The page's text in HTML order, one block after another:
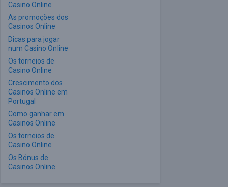
Casino Online
As promoções dos
Casinos Online
Dicas para jogar
num Casino Online
Os torneios de
Casino Online
Crescimento dos
Casinos Online em
Portugal
Como ganhar em
Casinos Online
Os torneios de
Casino Online
Os Bónus de
Casinos Online